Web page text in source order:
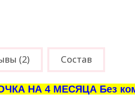
(2) Состав
НА 4 МЕСЯЦА Без